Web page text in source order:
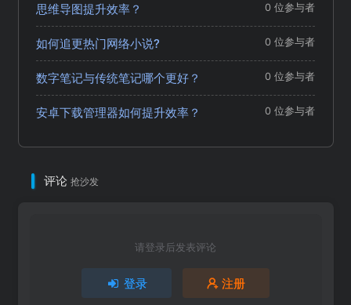
思维导图提升效率？ 0 位参与者
如何追更热门网络小说? 0 位参与者
数字笔记与传统笔记哪个更好？ 0 位参与者
安卓下载管理器如何提升效率？ 0 位参与者
评论 抢沙发
请登录后发表评论
登录 注册